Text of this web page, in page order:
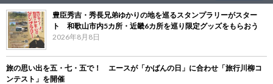
豊臣秀吉・秀長兄弟ゆかりの地を巡るスタンプラリーがスター
ト 和歌山市内5カ所・近畿6カ所を巡り限定グッズをもらおう
2026年8月8日
旅の思い出を五・七・五で！ エースが「かばんの日」に合わせ「旅行川柳コ
ンテスト」を開催